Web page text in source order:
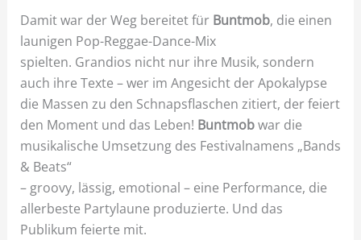
Damit war der Weg bereitet für Buntmob, die einen
launigen Pop-Reggae-Dance-Mix
spielten. Grandios nicht nur ihre Musik, sondern
auch ihre Texte – wer im Angesicht der Apokalypse
die Massen zu den Schnapsflaschen zitiert, der feiert
den Moment und das Leben! Buntmobwar die
musikalische Umsetzung des Festivalnamens „Bands
& Beats“
– groovy, lässig, emotional – eine Performance, die
allerbeste Partylaune produzierte. Und das
Publikum feierte mit.